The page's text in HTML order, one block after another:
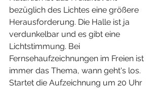
bezüglich des Lichtes eine größere
Herausforderung. Die Halle ist ja
verdunkelbar und es gibt eine
Lichtstimmung. Bei
Fernsehaufzeichnungen im Freien ist
immer das Thema, wann geht's los.
Startet die Aufzeichnung um 20 Uhr